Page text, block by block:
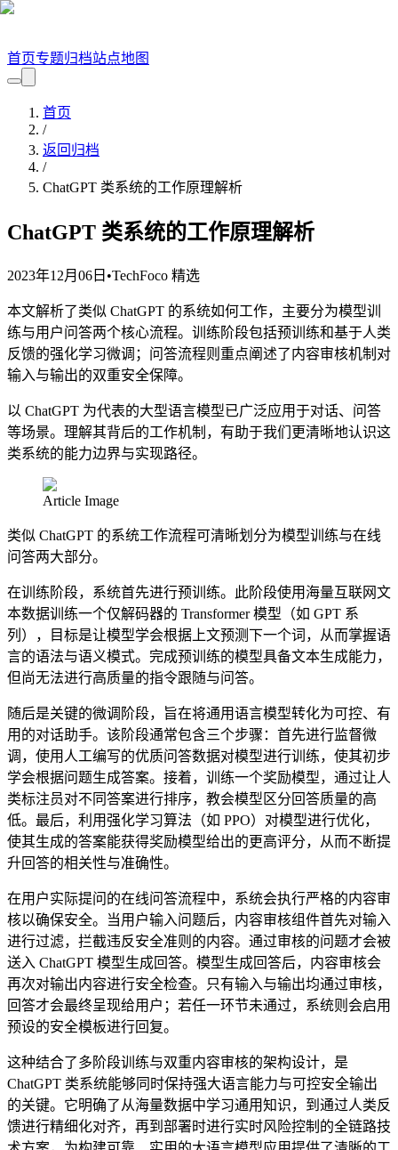
首页专题归档站点地图
首页
/
返回归档
/
ChatGPT 类系统的工作原理解析
ChatGPT 类系统的工作原理解析
2023年12月06日 •TechFoco 精选
本文解析了类似 ChatGPT 的系统如何工作，主要分为模型训
练与用户问答两个核心流程。训练阶段包括预训练和基于人类
反馈的强化学习微调；问答流程则重点阐述了内容审核机制对
输入与输出的双重安全保障。
以 ChatGPT 为代表的大型语言模型已广泛应用于对话、问答
等场景。理解其背后的工作机制，有助于我们更清晰地认识这
类系统的能力边界与实现路径。
Article Image
类似 ChatGPT 的系统工作流程可清晰划分为模型训练与在线
问答两大部分。
在训练阶段，系统首先进行预训练。此阶段使用海量互联网文
本数据训练一个仅解码器的 Transformer 模型（如 GPT 系
列），目标是让模型学会根据上文预测下一个词，从而掌握语
言的语法与语义模式。完成预训练的模型具备文本生成能力，
但尚无法进行高质量的指令跟随与问答。
随后是关键的微调阶段，旨在将通用语言模型转化为可控、有
用的对话助手。该阶段通常包含三个步骤：首先进行监督微
调，使用人工编写的优质问答数据对模型进行训练，使其初步
学会根据问题生成答案。接着，训练一个奖励模型，通过让人
类标注员对不同答案进行排序，教会模型区分回答质量的高
低。最后，利用强化学习算法（如 PPO）对模型进行优化，
使其生成的答案能获得奖励模型给出的更高评分，从而不断提
升回答的相关性与准确性。
在用户实际提问的在线问答流程中，系统会执行严格的内容审
核以确保安全。当用户输入问题后，内容审核组件首先对输入
进行过滤，拦截违反安全准则的内容。通过审核的问题才会被
送入 ChatGPT 模型生成回答。模型生成回答后，内容审核会
再次对输出内容进行安全检查。只有输入与输出均通过审核，
回答才会最终呈现给用户；若任一环节未通过，系统则会启用
预设的安全模板进行回复。
这种结合了多阶段训练与双重内容审核的架构设计，是
ChatGPT 类系统能够同时保持强大语言能力与可控安全输出
的关键。它明确了从海量数据中学习通用知识，到通过人类反
馈进行精细化对齐，再到部署时进行实时风险控制的全链路技